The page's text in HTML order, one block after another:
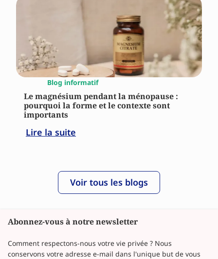
Blog informatif
Le magnésium pendant la ménopause :
pourquoi la forme et le contexte sont
importants
Lire la suite
Voir tous les blogs
Abonnez-vous à notre newsletter
Comment respectons-nous votre vie privée ? Nous
conservons votre adresse e-mail dans l'unique but de vous